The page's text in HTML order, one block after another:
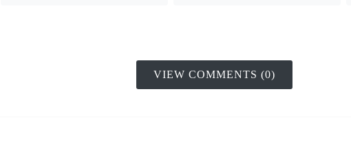
VIEW COMMENTS (0)